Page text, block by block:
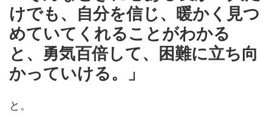
けでも、自分を信じ、暖かく見つ
めていてくれることがわかる
と、勇気百倍して、困難に立ち向
かっていける。」
と。